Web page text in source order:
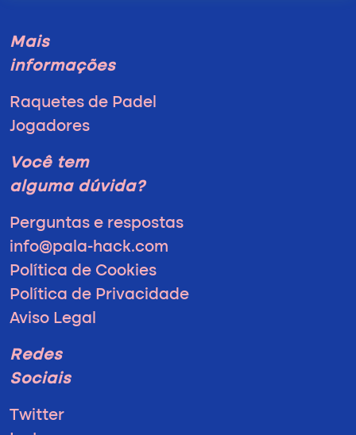
Mais
informações
Raquetes de Padel
Jogadores
Você tem
alguma dúvida?
Perguntas e respostas
info@pala-hack.com
Política de Cookies
Política de Privacidade
Aviso Legal
Redes
Sociais
Twitter